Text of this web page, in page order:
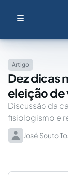
Artigo
Dez dicas
eleição
Discussão da
fisiologismo e
José Souto